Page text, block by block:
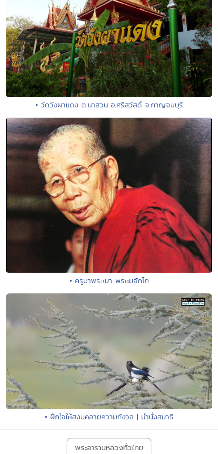
• วัดวังผาแดง ต.นาสวน อ.ศรีสวัสดิ์ จ.กาญจนบุรี
• ครูบาพรหมา พรหมจักโก
• ฝึกใจให้สงบคลายความกังวล | นำนั่งสมาธิ
พระอารามหลวงทั่วไทย